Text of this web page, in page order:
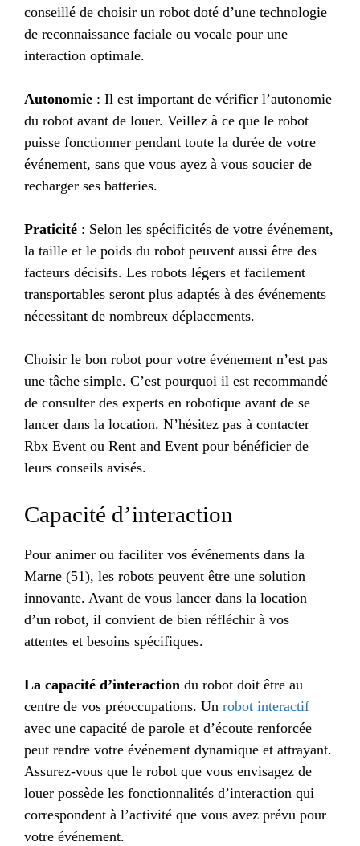
conseillé de choisir un robot doté d’une technologie
de reconnaissance faciale ou vocale pour une
interaction optimale.
Autonomie : Il est important de vérifier l’autonomie
du robot avant de louer. Veillez à ce que le robot
puisse fonctionner pendant toute la durée de votre
événement, sans que vous ayez à vous soucier de
recharger ses batteries.
Praticité : Selon les spécificités de votre événement,
la taille et le poids du robot peuvent aussi être des
facteurs décisifs. Les robots légers et facilement
transportables seront plus adaptés à des événements
nécessitant de nombreux déplacements.
Choisir le bon robot pour votre événement n’est pas
une tâche simple. C’est pourquoi il est recommandé
de consulter des experts en robotique avant de se
lancer dans la location. N’hésitez pas à contacter
Rbx Event ou Rent and Event pour bénéficier de
leurs conseils avisés.
Capacité d’interaction
Pour animer ou faciliter vos événements dans la
Marne (51), les robots peuvent être une solution
innovante. Avant de vous lancer dans la location
d’un robot, il convient de bien réfléchir à vos
attentes et besoins spécifiques.
La capacité d’interaction du robot doit être au
centre de vos préoccupations. Un robot interactif
avec une capacité de parole et d’écoute renforcée
peut rendre votre événement dynamique et attrayant.
Assurez-vous que le robot que vous envisagez de
louer possède les fonctionnalités d’interaction qui
correspondent à l’activité que vous avez prévu pour
votre événement.